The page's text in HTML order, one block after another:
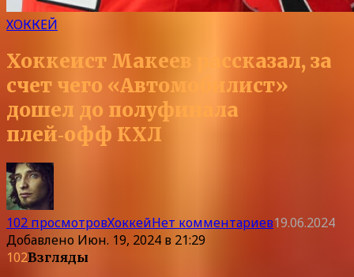
ХОККЕЙ
Хоккеист Макеев рассказал, за
счет чего «Автомобилист»
дошел до полуфинала
плей‑офф КХЛ
102 просмотровХоккейНет комментариев19.06.2024
Добавлено Июн. 19, 2024 в 21:29
102Взгляды